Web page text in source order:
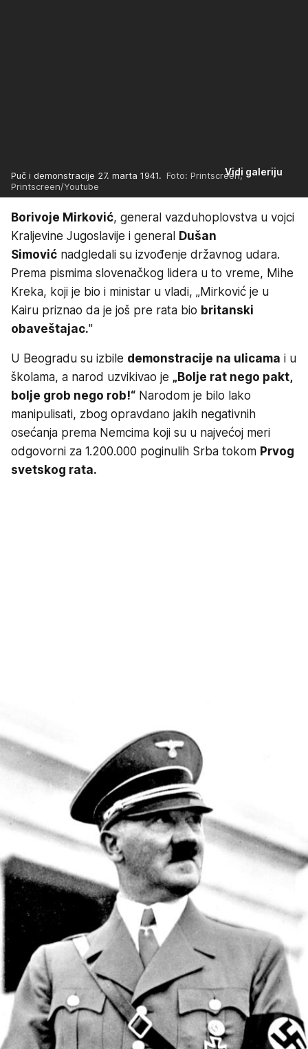
Vidi galeriju
Puč i demonstracije 27. marta 1941. Foto: Printscreen,
Printscreen/Youtube
Borivoje Mirković, general vazduhoplovstva u vojci
Kraljevine Jugoslavije i general Dušan
Simović nadgledali su izvođenje državnog udara.
Prema pismima slovenačkog lidera u to vreme, Mihe
Kreka, koji je bio i ministar u vladi, „Mirković je u
Kairu priznao da je još pre rata bio britanski
obaveštajac."
U Beogradu su izbile demonstracije na ulicama i u
školama, a narod uzvikivao je „Bolje rat nego pakt,
bolje grob nego rob!“ Narodom je bilo lako
manipulisati, zbog opravdano jakih negativnih
osećanja prema Nemcima koji su u najvećoj meri
odgovorni za 1.200.000 poginulih Srba tokom Prvog
svetskog rata.